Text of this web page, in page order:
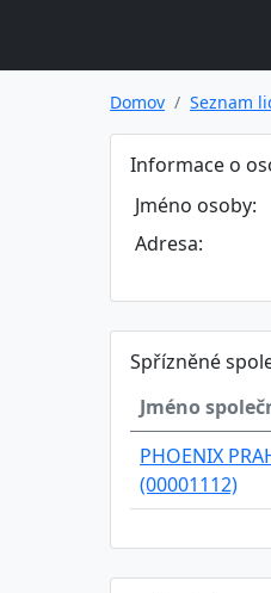
Domov Seznam
Informace o
Jméno osoby:
Adresa:
Spřízněné
Jméno
PHOENIX
(00001112)